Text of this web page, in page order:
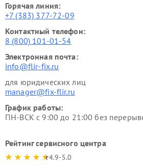
Горячая линия:
+7 (383) 377-72-09
Контактный телефон:
8 (800) 101-01-54
Электронная почта:
info@flir-fix.ru
для юридических лиц
manager@fix-flir.ru
График работы:
ПН-ВСК с 9:00 до 21:00 без
Рейтинг сервисного центра
4.9-5.0